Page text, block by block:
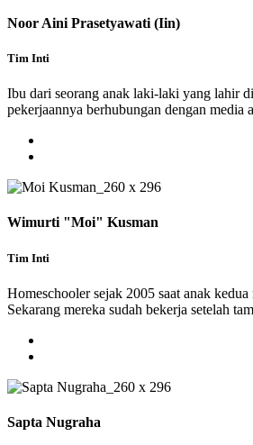
Noor Aini Prasetyawati (Iin)
Tim Inti
Ibu dari seorang anak laki-laki yang lahir
pekerjaannya berhubungan dengan
Wimurti "Moi" Kusman
Tim Inti
Homeschooler sejak 2005 saat anak
Sekarang mereka sudah bekerja setelah
Sapta Nugraha